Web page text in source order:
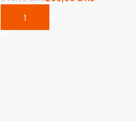
Add To Cart